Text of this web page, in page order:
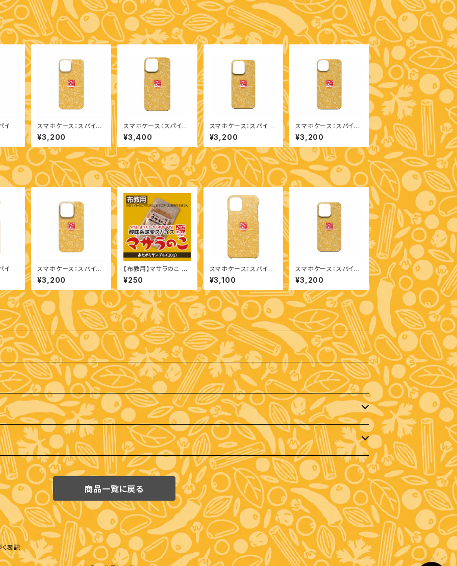
イス
スマホケース：スパイス
柄（iPhone 14）
¥3,200
スマホケース：スパイス
柄（iPhone 13 Pro M
ax）
¥3,400
スマホケース：スパイス
柄（iPhone 13 Pro）
¥3,200
スマホケース：スパイス
柄（iPhone 13）
¥3,200
イス
スマホケース：スパイス
柄（iPhone 14 Pro）
¥3,200
【布教用】マサラのこ ※
はじめての方には販売
しておりません
¥250
スマホケース：スパイス
柄（iPhone 11 Pro）
¥3,100
スマホケース：スパイス
柄（iPhone 13 Pro）
¥3,200
商品一覧に戻る
表記